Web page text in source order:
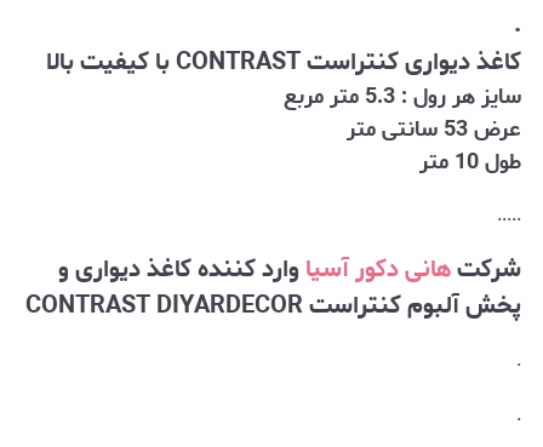
.
کاغذ دیواری کنتراست CONTRAST با کیفیت بالا
سایز هر رول : 5.3 متر مربع
عرض 53 سانتی متر
طول 10 متر
.....
شرکتهانی دکور آسیا وارد کننده کاغذ دیواری و
پخش آلبوم کنتراست CONTRAST DIYARDECOR
.
.